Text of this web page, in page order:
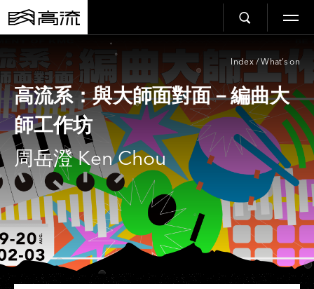
Index / What’s on
高流系：與大師面對面－編曲大
師工作坊
周岳澄 Ken Chou